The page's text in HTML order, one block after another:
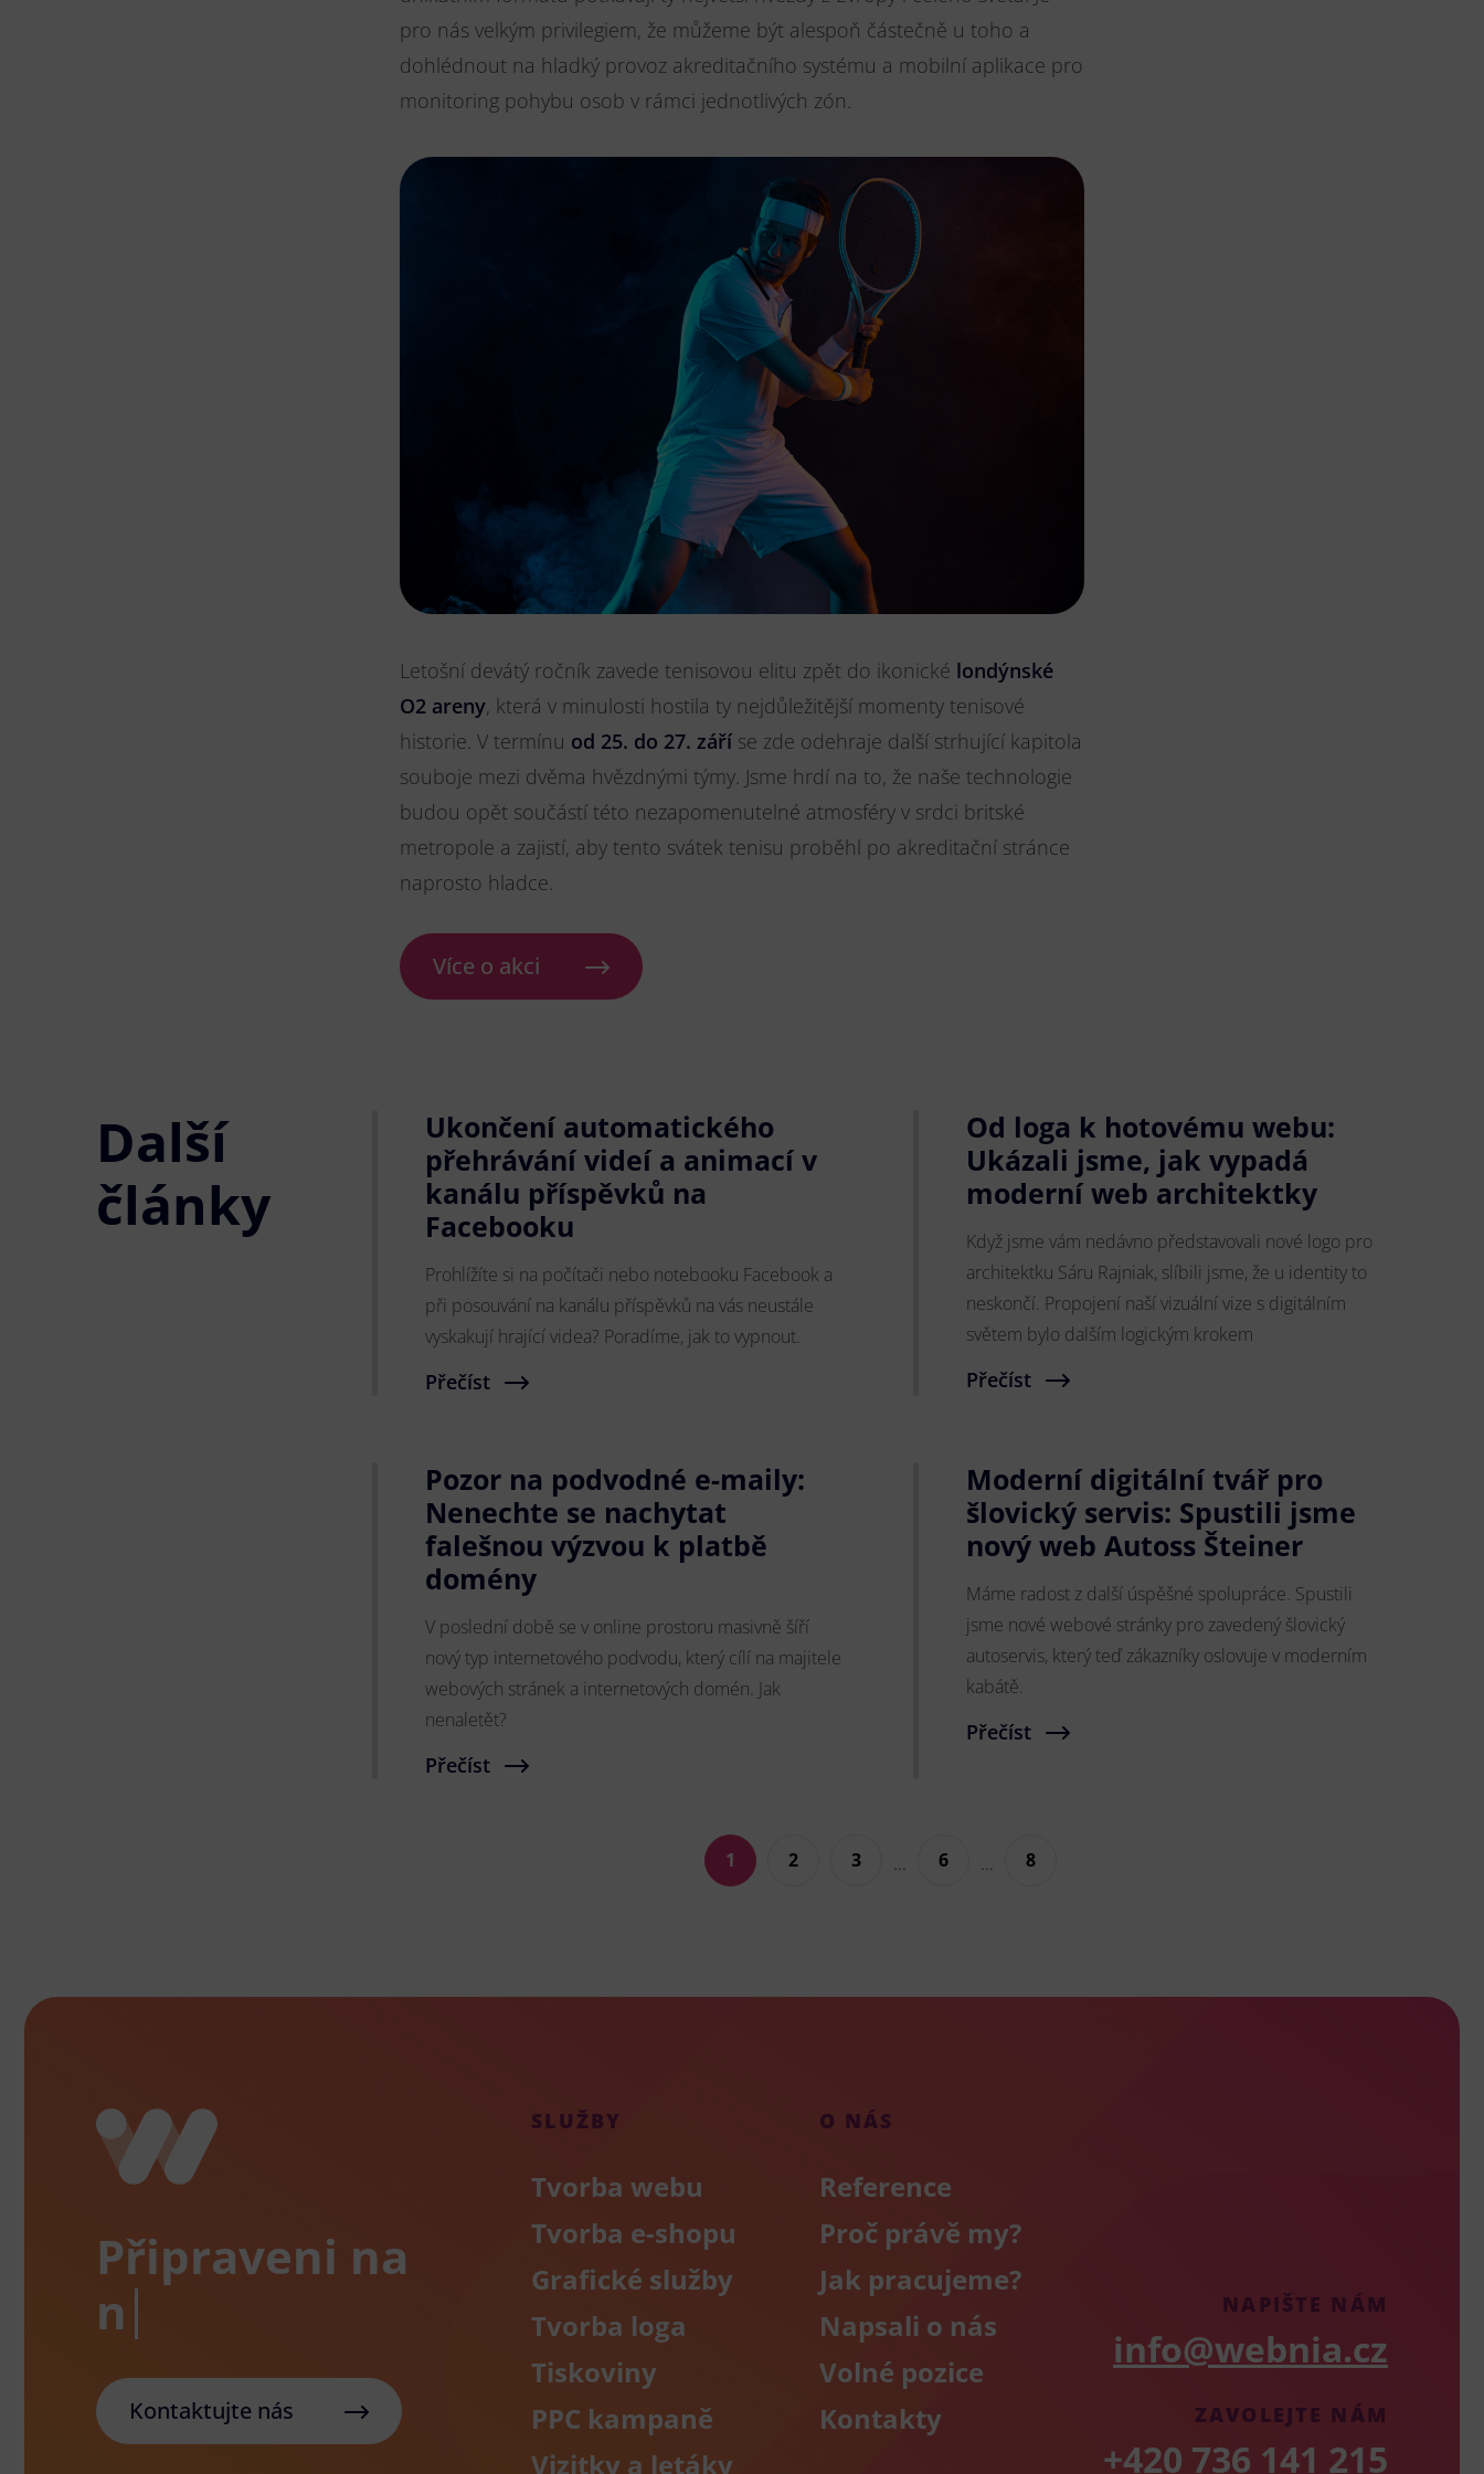
pro nás velkým privilegiem, že můžeme být alespoň částečně u toho a
dohlédnout na hladký provoz akreditačního systému a mobilní aplikace pro
monitoring pohybu osob v rámci jednotlivých zón.
Letošní devátý ročník zavede tenisovou elitu zpět do ikonické londýnské
O2 areny, která v minulosti hostila ty nejdůležitější momenty tenisové
historie. V termínu od 25. do 27. září se zde odehraje další strhující kapitola
souboje mezi dvěma hvězdnými týmy. Jsme hrdí na to, že naše technologie
budou opět součástí této nezapomenutelné atmosféry v srdci britské
metropole a zajistí, aby tento svátek tenisu proběhl po akreditační stránce
naprosto hladce.
Více o akci
Další
články
Ukončení automatického
přehrávání videí a animací v
kanálu příspěvků na
Facebooku
Prohlížíte si na počítači nebo notebooku Facebook a
při posouvání na kanálu příspěvků na vás neustále
vyskakují hrající videa? Poradíme, jak to vypnout.
Přečíst
Od loga k hotovému webu:
Ukázali jsme, jak vypadá
moderní web architektky
Když jsme vám nedávno představovali nové logo pro
architektku Sáru Rajniak, slíbili jsme, že u identity to
neskončí. Propojení naší vizuální vize s digitálním
světem bylo dalším logickým krokem
Přečíst
Pozor na podvodné e-maily:
Nenechte se nachytat
falešnou výzvou k platbě
domény
V poslední době se v online prostoru masivně šíří
nový typ internetového podvodu, který cílí na majitele
webových stránek a internetových domén. Jak
nenaletět?
Přečíst
Moderní digitální tvář pro
šlovický servis: Spustili jsme
nový web Autoss Šteiner
Máme radost z další úspěšné spolupráce. Spustili
jsme nové webové stránky pro zavedený šlovický
autoservis, který teď zákazníky oslovuje v moderním
kabátě.
Přečíst
1 2 3 ... 6 ... 8
Připraveni na
Kontaktujte nás
SLUŽBY
Tvorba webu
Tvorba e-shopu
Grafické služby
Tvorba loga
Tiskoviny
PPC kampaně
Vizitky a letáky
O NÁS
Reference
Proč právě my?
Jak pracujeme?
Napsali o nás
Volné pozice
Kontakty
NAPIŠTE NÁM
info@webnia.cz
ZAVOLEJTE NÁM
+420 736 141 215